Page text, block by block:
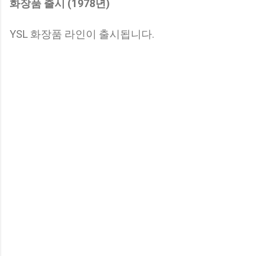
화장품 출시 (1978년)
YSL 화장품 라인이 출시됩니다.